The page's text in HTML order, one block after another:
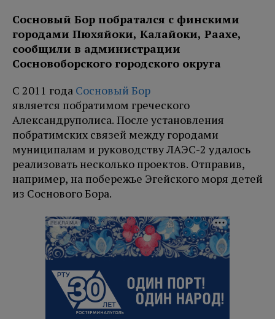
Сосновый Бор побратался с финскими
городами Пюхяйоки, Калайоки, Раахе,
сообщили в администрации
Сосновоборского городского округа
С 2011 года Сосновый Бор
является побратимом греческого
Александруполиса. После установления
побратимских связей между городами
муниципалам и руководству ЛАЭС-2 удалось
реализовать несколько проектов. Отправив,
например, на побережье Эгейского моря детей
из Соснового Бора.
РЕКЛАМА